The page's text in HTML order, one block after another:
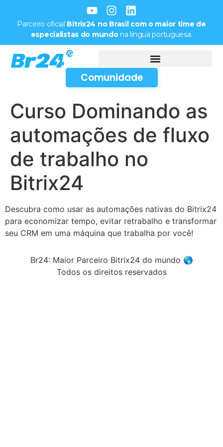
Parceiro oficial Bitrix24 no Brasil com o maior time de
especialistas do mundona língua portuguesa.
Comunidade
Curso Dominando as
automações de fluxo
de trabalho no
Bitrix24
Descubra como usar as automações nativas do Bitrix24
para economizar tempo, evitar retrabalho e transformar
seu CRM em uma máquina que trabalha por você!
Br24: Maior Parceiro Bitrix24 do mundo 🌎
Todos os direitos reservados